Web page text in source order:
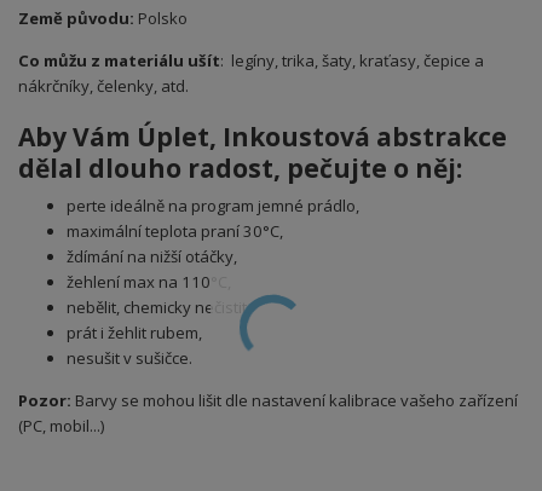
Země původu: Polsko
Co můžu z materiálu ušít: legíny, trika, šaty, kraťasy, čepice a
nákrčníky, čelenky, atd.
Aby Vám Úplet, Inkoustová abstrakce
dělal dlouho radost, pečujte o něj:
perte ideálně na program jemné prádlo,
maximální teplota praní 30°C,
ždímání na nižší otáčky,
žehlení max na 110°C,
nebělit, chemicky nečistit,
prát i žehlit rubem,
nesušit v sušičce.
Pozor: Barvy se mohou lišit dle nastavení kalibrace vašeho zařízení
(PC, mobil...)